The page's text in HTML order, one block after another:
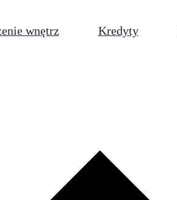
wnętrz Kredyty